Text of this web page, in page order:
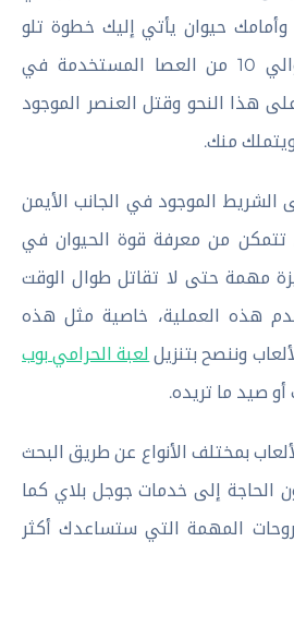
حيوان يأتي إليك خطوة تلو
الأخرى وأنت تمتلك حوالي 10 من العصا المستخدمة في
هذا النحو وقتل العنصر الموجود
منك.
الشريط الموجود في الجانب الأيمن
من معرفة قوة الحيوان في
مهمة حتى لا تقاتل طوال الوقت
هذه العملية، خاصية مثل هذه
وننصح بتنزيل لعبة الحرامي بوب
صيد ما تريده.
بمختلف الأنواع عن طريق البحث
الحاجة إلى خدمات جوجل بلاي كما
المهمة التي ستساعدك أكثر